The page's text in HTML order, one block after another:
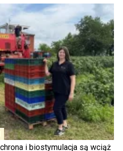
i biostymulacja są wciąż